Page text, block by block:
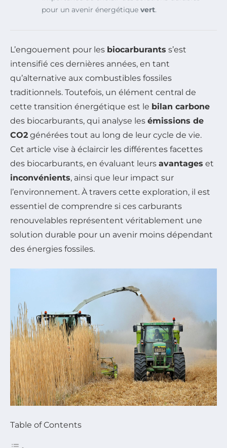
pour un avenir énergétique vert.
L’engouement pour les biocarburants s’est
intensifié ces dernières années, en tant
qu’alternative aux combustibles fossiles
traditionnels. Toutefois, un élément central de
cette transition énergétique est le bilan carbone
des biocarburants, qui analyse les émissions de
CO2 générées tout au long de leur cycle de vie.
Cet article vise à éclaircir les différentes facettes
des biocarburants, en évaluant leurs avantages et
inconvénients, ainsi que leur impact sur
l’environnement. À travers cette exploration, il est
essentiel de comprendre si ces carburants
renouvelables représentent véritablement une
solution durable pour un avenir moins dépendant
des énergies fossiles.
Table of Contents